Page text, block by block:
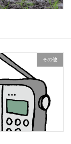
その他